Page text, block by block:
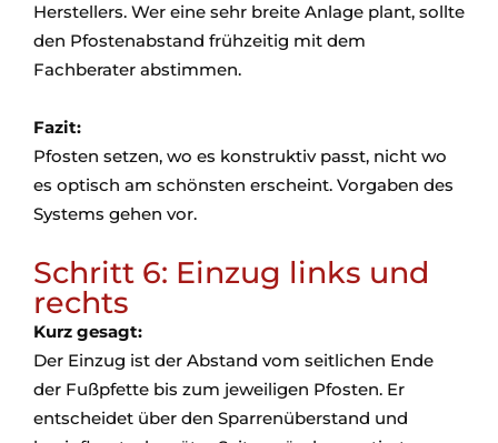
Herstellers. Wer eine sehr breite Anlage plant, sollte
den Pfostenabstand frühzeitig mit dem
Fachberater abstimmen.
Fazit:
Pfosten setzen, wo es konstruktiv passt, nicht wo
es optisch am schönsten erscheint. Vorgaben des
Systems gehen vor.
Schritt 6: Einzug links und
rechts
Kurz gesagt:
Der Einzug ist der Abstand vom seitlichen Ende
der Fußpfette bis zum jeweiligen Pfosten. Er
entscheidet über den Sparrenüberstand und